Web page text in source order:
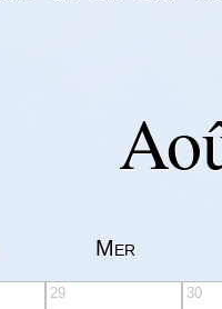
Mer
29 30